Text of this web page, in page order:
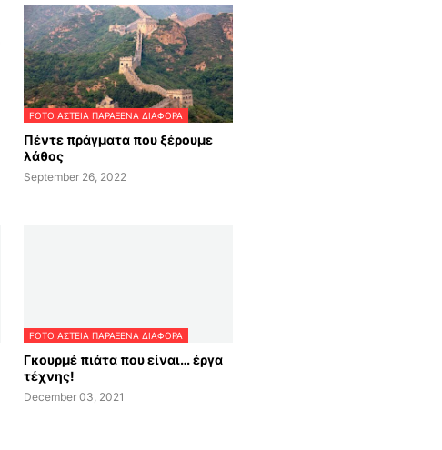
FOTO ΑΣΤΕΙΑ ΠΑΡΑΞΕΝΑ ΔΙΑΦΟΡΑ
Πέντε πράγματα που ξέρουμε
λάθος
September 26, 2022
FOTO ΑΣΤΕΙΑ ΠΑΡΑΞΕΝΑ ΔΙΑΦΟΡΑ
Γκουρμέ πιάτα που είναι… έργα
τέχνης!
December 03, 2021